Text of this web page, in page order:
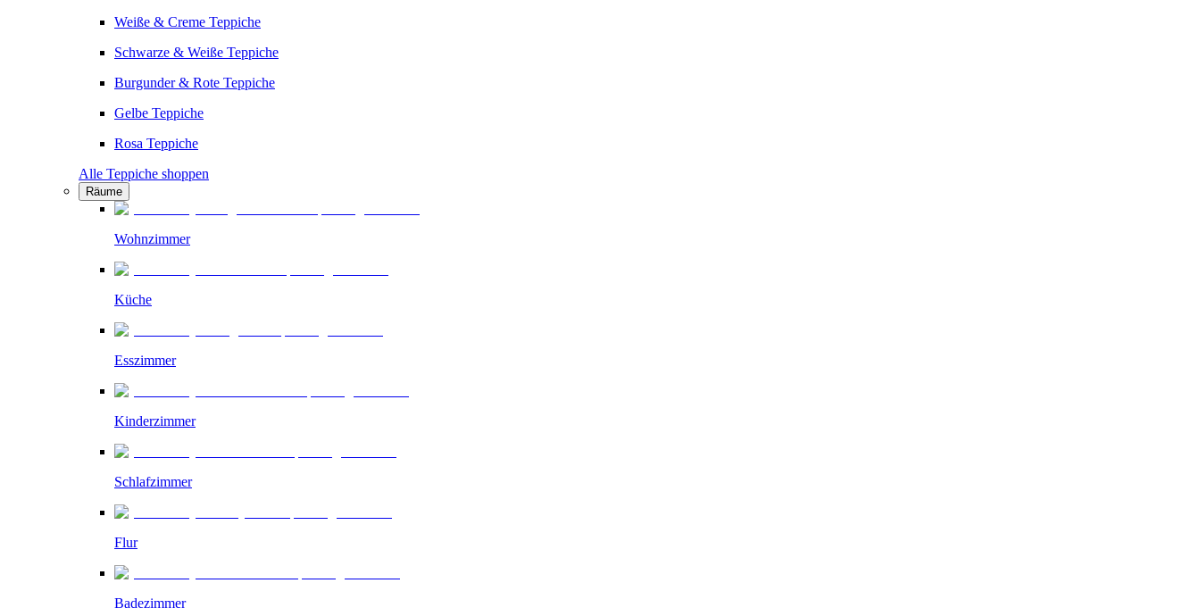
Weiße & Creme Teppiche
Schwarze & Weiße Teppiche
Burgunder & Rote Teppiche
Gelbe Teppiche
Rosa Teppiche
Alle Teppiche shoppen
Räume
Wohnzimmer
Küche
Esszimmer
Kinderzimmer
Schlafzimmer
Flur
Badezimmer